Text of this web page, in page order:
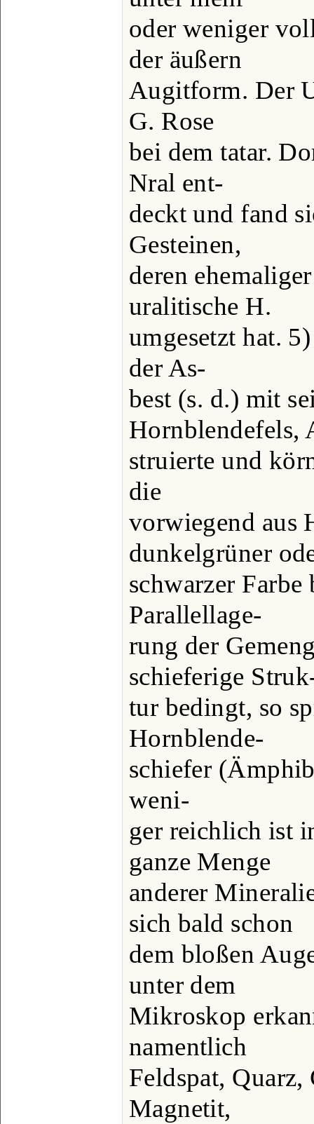
oder weniger
der äußern
Augitform. Der
G. Rose
bei dem tatar.
Nral ent-
deckt und fand
Gesteinen,
deren
uralitische H.
umgesetzt hat.
der As-
best (s. d.) mit
Hornblendefels,
struierte und
die
vorwiegend aus
dunkelgrüner
schwarzer
Parallellage-
rung der
schieferige
tur bedingt, so
Hornblende-
schiefer
weni-
ger reichlich ist
ganze Menge
anderer
sich bald schon
dem bloßen
unter dem
Mikroskop
namentlich
Feldspat,
Magnetit,